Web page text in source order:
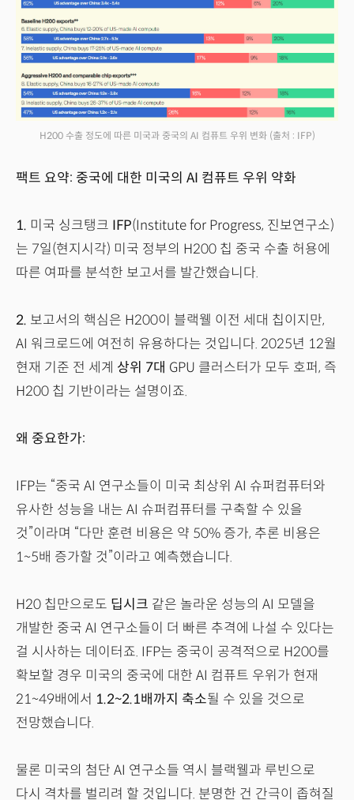
H200 수출 정도에 따른 미국과 중국의 AI 컴퓨트 우위 변화 (출처 : IFP)
팩트 요약: 중국에 대한 미국의 AI 컴퓨트 우위 약화
1. 미국 싱크탱크 IFP(Institute for Progress, 진보연구소)
는 7일(현지시각) 미국 정부의 H200 칩 중국 수출 허용에
따른 여파를 분석한 보고서를 발간했습니다.
2. 보고서의 핵심은 H200이 블랙웰 이전 세대 칩이지만,
AI 워크로드에 여전히 유용하다는 것입니다. 2025년 12월
현재 기준 전 세계 상위 7대 GPU 클러스터가 모두 호퍼, 즉
H200 칩 기반이라는 설명이죠.
왜 중요한가:
IFP는 “중국 AI 연구소들이 미국 최상위 AI 슈퍼컴퓨터와
유사한 성능을 내는 AI 슈퍼컴퓨터를 구축할 수 있을
것”이라며 “다만 훈련 비용은 약 50% 증가, 추론 비용은
1~5배 증가할 것”이라고 예측했습니다.
H20 칩만으로도 딥시크 같은 놀라운 성능의 AI 모델을
개발한 중국 AI 연구소들이 더 빠른 추격에 나설 수 있다는
걸 시사하는 데이터죠. IFP는 중국이 공격적으로 H200를
확보할 경우 미국의 중국에 대한 AI 컴퓨트 우위가 현재
21~49배에서 1.2~2.1배까지 축소될 수 있을 것으로
전망했습니다.
물론 미국의 첨단 AI 연구소들 역시 블랙웰과 루빈으로
다시 격차를 벌리려 할 것입니다. 분명한 건 간극이 좁혀질